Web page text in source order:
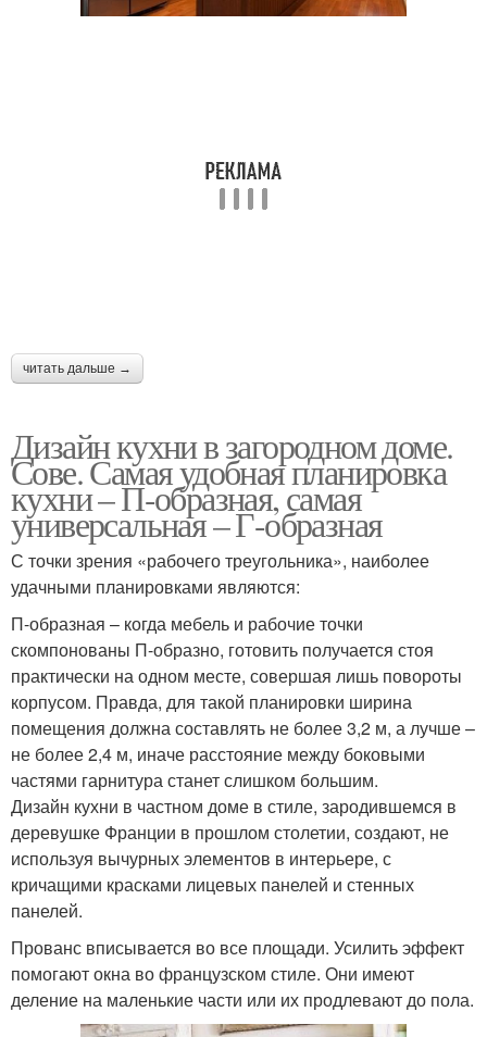
читать дальше →
Дизайн кухни в загородном доме.
Сове. Самая удобная планировка
кухни – П-образная, самая
универсальная – Г-образная
С точки зрения «рабочего треугольника», наиболее
удачными планировками являются:
П-образная – когда мебель и рабочие точки
скомпонованы П-образно, готовить получается стоя
практически на одном месте, совершая лишь повороты
корпусом. Правда, для такой планировки ширина
помещения должна составлять не более 3,2 м, а лучше –
не более 2,4 м, иначе расстояние между боковыми
частями гарнитура станет слишком большим.
Дизайн кухни в частном доме в стиле, зародившемся в
деревушке Франции в прошлом столетии, создают, не
используя вычурных элементов в интерьере, с
кричащими красками лицевых панелей и стенных
панелей.
Прованс вписывается во все площади. Усилить эффект
помогают окна во французском стиле. Они имеют
деление на маленькие части или их продлевают до пола.